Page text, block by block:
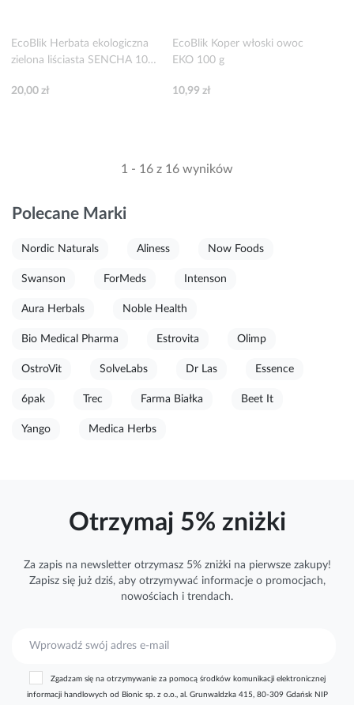
EcoBlik Herbata ekologiczna
zielona liściasta SENCHA 100
20,00 zł
EcoBlik Koper włoski owoc
EKO 100 g
10,99 zł
1 - 16 z 16 wyników
Polecane Marki
Nordic Naturals Aliness Now Foods
Swanson ForMeds Intenson
Aura Herbals Noble Health
Bio Medical Pharma Estrovita Olimp
OstroVit SolveLabs Dr Las Essence
6pak Trec Farma Białka Beet It
Yango Medica Herbs
Otrzymaj 5% zniżki
Za zapis na newsletter otrzymasz 5% zniżki na pierwsze zakupy!
Zapisz się już dziś, aby otrzymywać informacjeo promocjach,
nowościach i trendach.
Zgadzam się na otrzymywanie za pomocą środków komunikacji elektronicznej
informacji handlowych od Bionic sp. z o.o., al. Grunwaldzka 415, 80-309 Gdańsk NIP